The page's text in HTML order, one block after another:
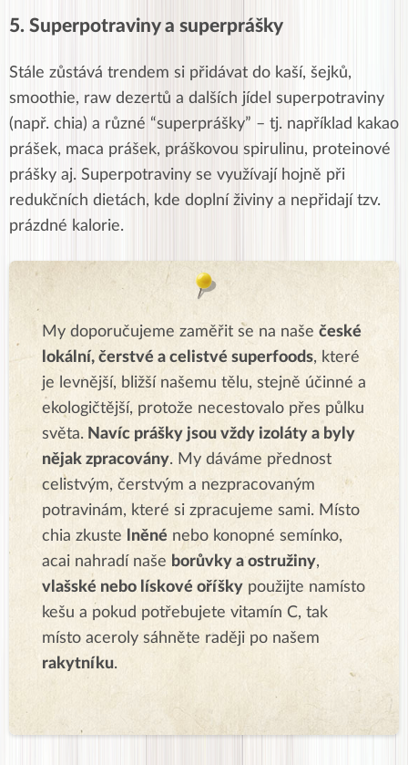
5. Superpotraviny a superprášky
Stále zůstává trendem si přidávat do kaší, šejků,
smoothie, raw dezertů a dalších jídel superpotraviny
(např. chia) a různé “superprášky” – tj. například kakao
prášek, maca prášek, práškovou spirulinu, proteinové
prášky aj. Superpotraviny se využívají hojně při
redukčních dietách, kde doplní živiny a nepřidají tzv.
prázdné kalorie.
My doporučujeme zaměřit se na naše české
lokální, čerstvé a celistvé superfoods, které
je levnější, bližší našemu tělu, stejně účinné a
ekologičtější, protože necestovalo přes půlku
světa. Navíc prášky jsou vždy izoláty a byly
nějak zpracovány. My dáváme přednost
celistvým, čerstvým a nezpracovaným
potravinám, které si zpracujeme sami. Místo
chia zkuste
lněné nebo konopné semínko,
acai nahradí naše borůvky a ostružiny,
vlašské nebo lískové oříšky použijte namísto
kešu a pokud potřebujete vitamín C, tak
místo aceroly sáhněte raději po našem
rakytníku.